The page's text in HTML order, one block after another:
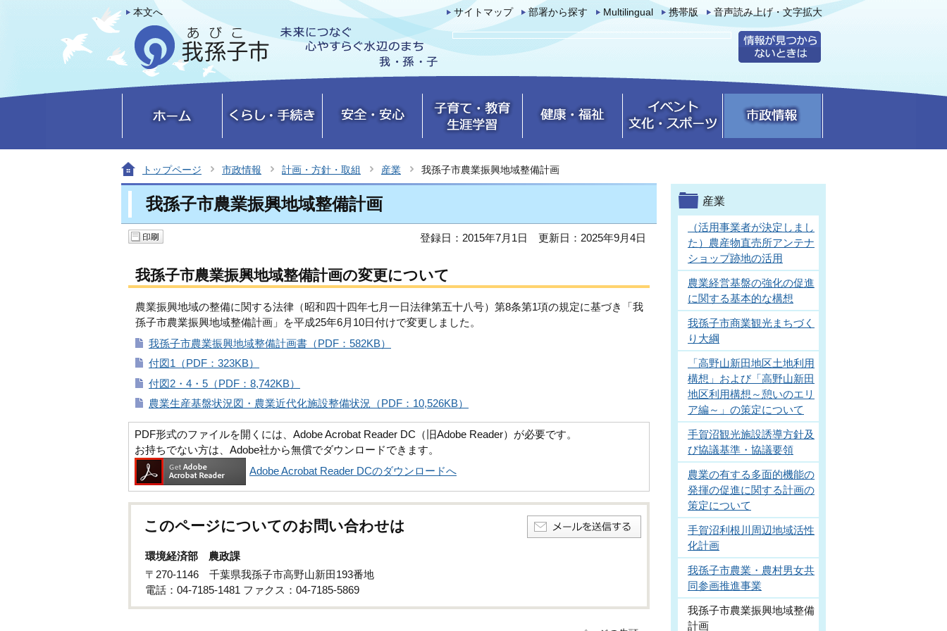
本文へ サイトマップ 部署から探す Multilingual 携帯版 音声読み上げ・文字拡大
トップページ 市政情報 計画・方針・取組 産業 我孫子市農業振興地域整備計画
我孫子市農業振興地域整備計画
登録日：2015年7月1日 更新日：2025年9月4日
我孫子市農業振興地域整備計画の変更について
農業振興地域の整備に関する法律（昭和四十四年七月一日法律第五十八号）第8条第1項の規定に基づき「我
孫子市農業振興地域整備計画」を平成25年6月10日付けで変更しました。
我孫子市農業振興地域整備計画書（PDF：582KB）
付図1（PDF：323KB）
付図2・4・5（PDF：8,742KB）
農業生産基盤状況図・農業近代化施設整備状況（PDF：10,526KB）
PDF形式のファイルを開くには、Adobe Acrobat Reader DC（旧Adobe Reader）が必要です。
お持ちでない方は、Adobe社から無償でダウンロードできます。
Adobe Acrobat Reader DCのダウンロードへ
このページについてのお問い合わせは
環境経済部 農政課
〒270-1146 千葉県我孫子市高野山新田193番地
電話：04-7185-1481 ファクス：04-7185-5869
産業
（活用事業者が決定しまし
た）農産物直売所アンテナ
ショップ跡地の活用
農業経営基盤の強化の促進
に関する基本的な構想
我孫子市商業観光まちづく
り大綱
「高野山新田地区土地利用
構想」および「高野山新田
地区利用構想～憩いのエリ
ア編～」の策定について
手賀沼観光施設誘導方針及
び協議基準・協議要領
農業の有する多面的機能の
発揮の促進に関する計画の
策定について
手賀沼利根川周辺地域活性
化計画
我孫子市農業・農村男女共
同参画推進事業
我孫子市農業振興地域整備
計画